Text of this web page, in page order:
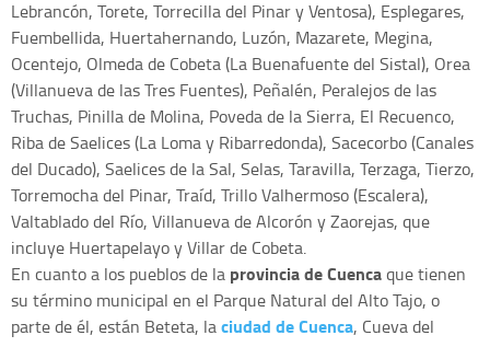
Lebrancón, Torete, Torrecilla del Pinar y Ventosa), Esplegares,
Fuembellida, Huertahernando, Luzón, Mazarete, Megina,
Ocentejo, Olmeda de Cobeta (La Buenafuente del Sistal), Orea
(Villanueva de las Tres Fuentes), Peñalén, Peralejos de las
Truchas, Pinilla de Molina, Poveda de la Sierra, El Recuenco,
Riba de Saelices (La Loma y Ribarredonda), Sacecorbo (Canales
del Ducado), Saelices de la Sal, Selas, Taravilla, Terzaga, Tierzo,
Torremocha del Pinar, Traíd, Trillo Valhermoso (Escalera),
Valtablado del Río, Villanueva de Alcorón y Zaorejas, que
incluye Huertapelayo y Villar de Cobeta.
En cuanto a los pueblos de la provincia de Cuencaque tienen
su término municipal en el Parque Natural del Alto Tajo, o
parte de él, están Beteta, laciudad de Cuenca, Cueva del